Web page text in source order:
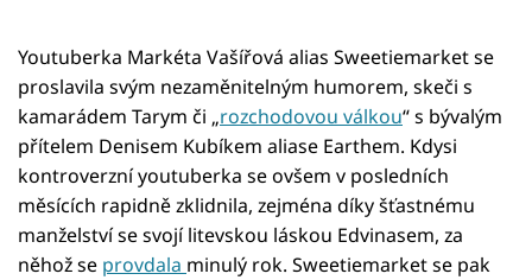
Youtuberka Markéta Vašířová alias Sweetiemarket se
proslavila svým nezaměnitelným humorem, skeči s
kamarádem Tarym či „rozchodovou válkou“ s bývalým
přítelem Denisem Kubíkem aliase Earthem. Kdysi
kontroverzní youtuberka se ovšem v posledních
měsících rapidně zklidnila, zejména díky šťastnému
manželství se svojí litevskou láskou Edvinasem, za
něhož se provdala minulý rok. Sweetiemarket se pak